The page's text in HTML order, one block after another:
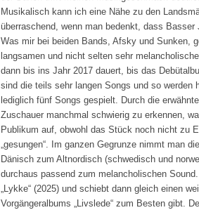
Musikalisch kann ich eine Nähe zu den
überraschend, wenn man bedenkt, dass
Was mir bei beiden Bands, Afsky und Sunken,
langsamen und nicht selten sehr
dann bis ins Jahr 2017 dauert, bis das
sind die teils sehr langen Songs und so werden
lediglich fünf Songs gespielt. Durch die
Zuschauer manchmal schwierig zu erkennen,
Publikum auf, obwohl das Stück noch nicht zu
„gesungen“. Im ganzen Gegrunze nimmt man
Dänisch zum Altnordisch (schwedisch und
durchaus passend zum melancholischen
„Lykke“ (2025) und schiebt dann gleich einen
Vorgängeralbums „Livslede“ zum Besten gibt.